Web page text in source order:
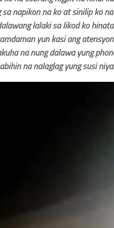
napikon na ko at sinilip ko
lalaki sa likod ko
yun kasi ang
na nung dalawa yung
na nalaglag yung susi niya.